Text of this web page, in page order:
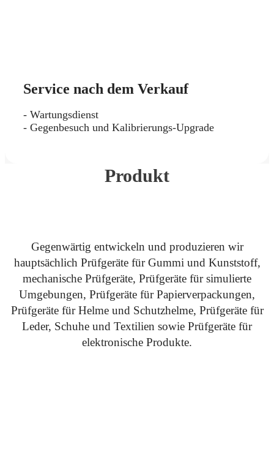
Service nach dem Verkauf
- Wartungsdienst
- Gegenbesuch und Kalibrierungs-Upgrade
Produkt
Gegenwärtig entwickeln und produzieren wir
hauptsächlich Prüfgeräte für Gummi und Kunststoff,
mechanische Prüfgeräte, Prüfgeräte für simulierte
Umgebungen, Prüfgeräte für Papierverpackungen,
Prüfgeräte für Helme und Schutzhelme, Prüfgeräte für
Leder, Schuhe und Textilien sowie Prüfgeräte für
elektronische Produkte.